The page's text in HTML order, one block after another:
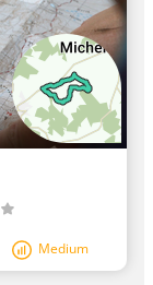
Medium